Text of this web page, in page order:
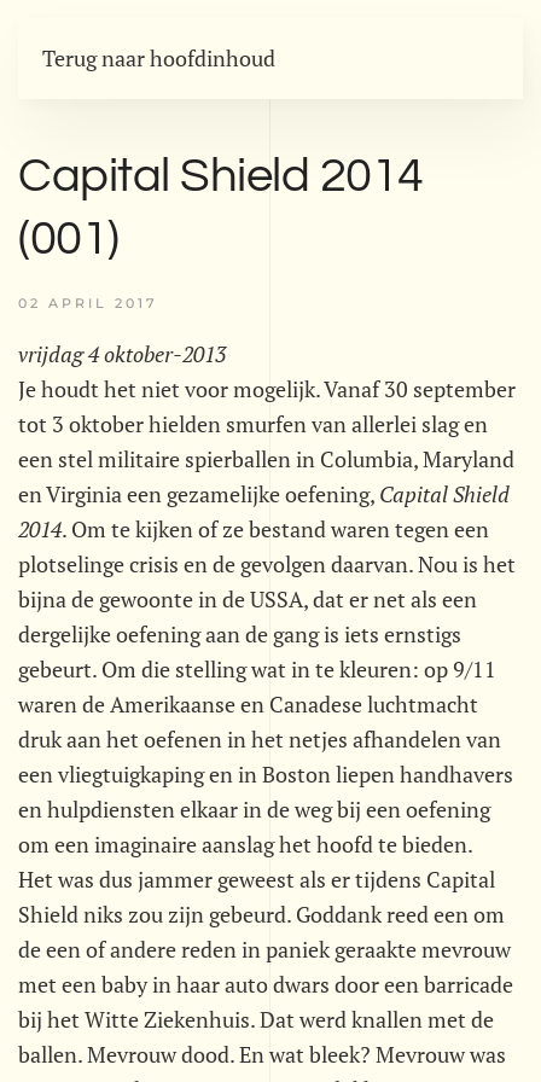
Terug naar hoofdinhoud
Capital Shield 2014
(001)
02 APRIL 2017
vrijdag 4 oktober-2013
Je houdt het niet voor mogelijk. Vanaf 30 september
tot 3 oktober hielden smurfen van allerlei slag en
een stel militaire spierballen in Columbia, Maryland
en Virginia een gezamelijke oefening, Capital Shield
2014. Om te kijken of ze bestand waren tegen een
plotselinge crisis en de gevolgen daarvan. Nou is het
bijna de gewoonte in de USSA, dat er net als een
dergelijke oefening aan de gang is iets ernstigs
gebeurt. Om die stelling wat in te kleuren: op 9/11
waren de Amerikaanse en Canadese luchtmacht
druk aan het oefenen in het netjes afhandelen van
een vliegtuigkaping en in Boston liepen handhavers
en hulpdiensten elkaar in de weg bij een oefening
om een imaginaire aanslag het hoofd te bieden.
Het was dus jammer geweest als er tijdens Capital
Shield niks zou zijn gebeurd. Goddank reed een om
de een of andere reden in paniek geraakte mevrouw
met een baby in haar auto dwars door een barricade
bij het Witte Ziekenhuis. Dat werd knallen met de
ballen. Mevrouw dood. En wat bleek? Mevrouw was